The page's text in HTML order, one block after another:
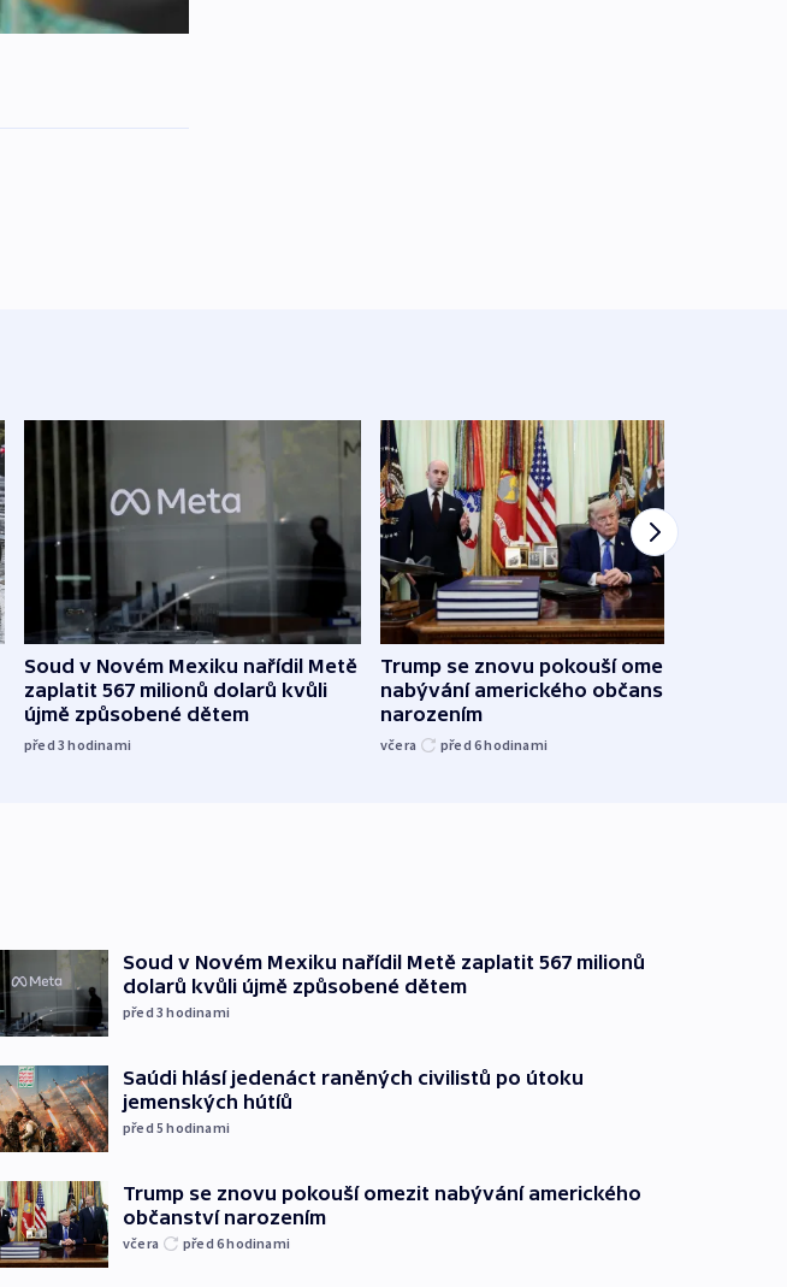
Soud v Novém Mexiku nařídil Metě
zaplatit 567 milionů dolarů kvůli
újmě způsobené dětem
před 3hodinami
Trump se znovu pokouší omezit
nabývání amerického občanství
narozením
včera před 6hodinami
Soud v Novém Mexiku nařídil Metě zaplatit 567 milionů
dolarů kvůli újmě způsobené dětem
před 3hodinami
Saúdi hlásí jedenáct raněných civilistů po útoku
jemenských hútíů
před 5hodinami
Trump se znovu pokouší omezit nabývání amerického
občanství narozením
včera před 6hodinami